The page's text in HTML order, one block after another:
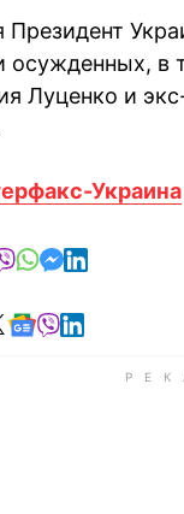
осужденных, в
Луценко и
Украина
в Telegram
в Facebook
в X
отправить в Viber
отправить в
отправить в
в Telegram
в Facebook
Читайте в X
Читайте в
Читайте в
Читайте в